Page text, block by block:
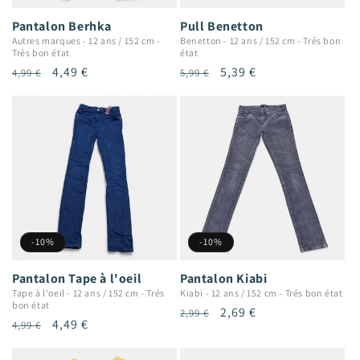
Pantalon Berhka
Autres marques - 12 ans / 152 cm -
Trés bon état
Prix
4,99 €
Prix
4,49 €
Pull Benetton
Benetton - 12 ans / 152 cm -Trés bon
état
Prix
5,99 €
Prix
5,39 €
-10%
Pantalon Tape à l'oeil
Tape à l'oeil - 12 ans / 152 cm -Trés
bon état
Prix
4,99 €
Prix
4,49 €
-10%
Pantalon Kiabi
Kiabi - 12 ans / 152 cm - Trés bon état
Prix
2,99 €
Prix
2,69 €